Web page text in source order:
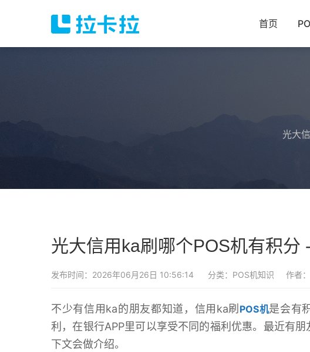
首页
光大
光大信用ka刷哪个POS机有积分
发布时间：2026年06月26日 10:56:14 分类： POS机知识 作者
不少有信用ka的朋友都知道，信用ka刷 POS机是会有
利，在银行APP里可以享受不同的福利优惠。最近有
下文会做介绍。